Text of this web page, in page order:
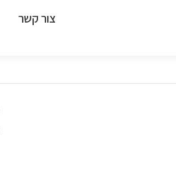
צור קשר